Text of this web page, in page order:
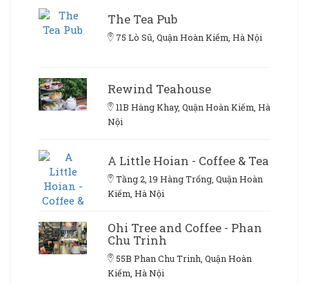
The Tea Pub
75 Lò Sũ, Quận Hoàn Kiếm, Hà Nội
Rewind Teahouse
11B Hàng Khay, Quận Hoàn Kiếm, Hà
Nội
A Little Hoian - Coffee & Tea
Tầng 2, 19 Hàng Trống, Quận Hoàn
Kiếm, Hà Nội
Ohi Tree and Coffee - Phan
Chu Trinh
55B Phan Chu Trinh, Quận Hoàn
Kiếm, Hà Nội